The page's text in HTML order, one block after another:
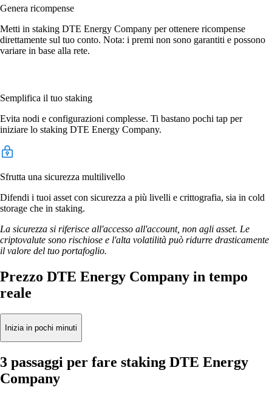
Genera ricompense
Metti in staking DTE Energy Company per ottenere ricompense
direttamente sul tuo conto. Nota: i premi non sono garantiti e possono
variare in base alla rete.
Semplifica il tuo staking
Evita nodi e configurazioni complesse. Ti bastano pochi tap per
iniziare lo staking DTE Energy Company.
Sfrutta una sicurezza multilivello
Difendi i tuoi asset con sicurezza a più livelli e crittografia, sia in cold
storage che in staking.
La sicurezza si riferisce all'accesso all'account, non agli asset. Le
criptovalute sono rischiose e l'alta volatilità può ridurre drasticamente
il valore del tuo portafoglio.
Prezzo DTE Energy Company in tempo
reale
Inizia in pochi minuti
3 passaggi per fare staking DTE Energy
Company